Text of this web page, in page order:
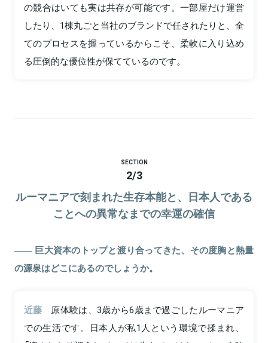
の競合はいても実は共存が可能です。一部屋だけ運営
したり、1棟丸ごと当社のブランドで任されたりと、全
てのプロセスを握っているからこそ、柔軟に入り込め
る圧倒的な優位性が保てているのです。
SECTION
2/3
ルーマニアで刻まれた生存本能と、日本人である
ことへの異常なまでの幸運の確信
巨大資本のトップと渡り合ってきた、その度胸と熱量
の源泉はどこにあるのでしょうか。
近藤
原体験は、3歳から6歳まで過ごしたルーマニア
での生活です。日本人が私1人という環境で揉まれ、